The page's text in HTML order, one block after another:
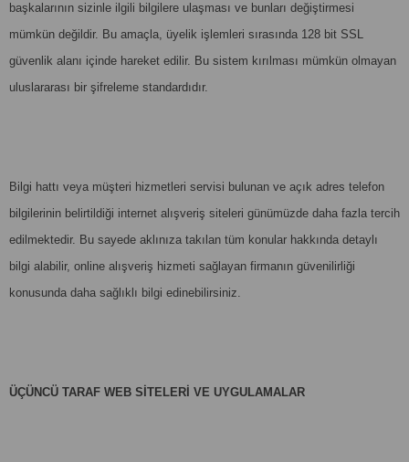
başkalarının sizinle ilgili bilgilere ulaşması ve bunları değiştirmesi
mümkün değildir. Bu amaçla, üyelik işlemleri sırasında 128 bit SSL
güvenlik alanı içinde hareket edilir. Bu sistem kırılması mümkün olmayan
uluslararası bir şifreleme standardıdır.
Bilgi hattı veya müşteri hizmetleri servisi bulunan ve açık adres telefon
bilgilerinin belirtildiği internet alışveriş siteleri günümüzde daha fazla tercih
edilmektedir. Bu sayede aklınıza takılan tüm konular hakkında detaylı
bilgi alabilir, online alışveriş hizmeti sağlayan firmanın güvenilirliği
konusunda daha sağlıklı bilgi edinebilirsiniz.
ÜÇÜNCÜ TARAF WEB SİTELERİ VE UYGULAMALAR